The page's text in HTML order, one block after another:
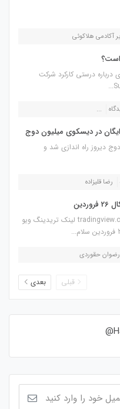
آکادمی هلاکوئی
است؟
درباره درستی کارکرد شرکت
...
در دیسکوی میلیون دوج
دیروز راه اندازی شد و
رضا قلیزاده
tradingview.com/u/halakoei لینک تریدینگ ویو
رضوان حقوردی
قبلی بعدی